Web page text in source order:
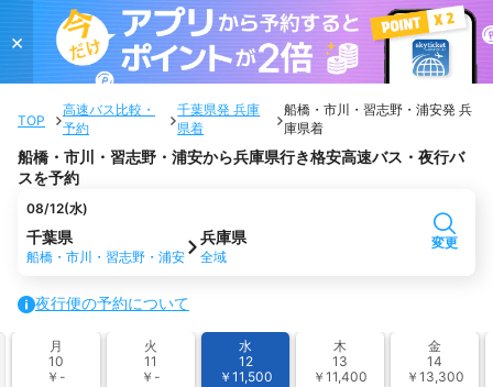
×
TOP
高速バス比較・
予約
千葉県発 兵庫
県着
船橋・市川・習志野・浦安発 兵
庫県着
船橋・市川・習志野・浦安から兵庫県行き格安高速バス・夜行バ
スを予約
08/12(水)
千葉県
船橋・市川・習志野・浦安
兵庫県
全域
変更
夜行便の予約について
月
10
￥-
火
11
￥-
水
12
￥11,500
木
13
￥11,400
金
14
￥13,300